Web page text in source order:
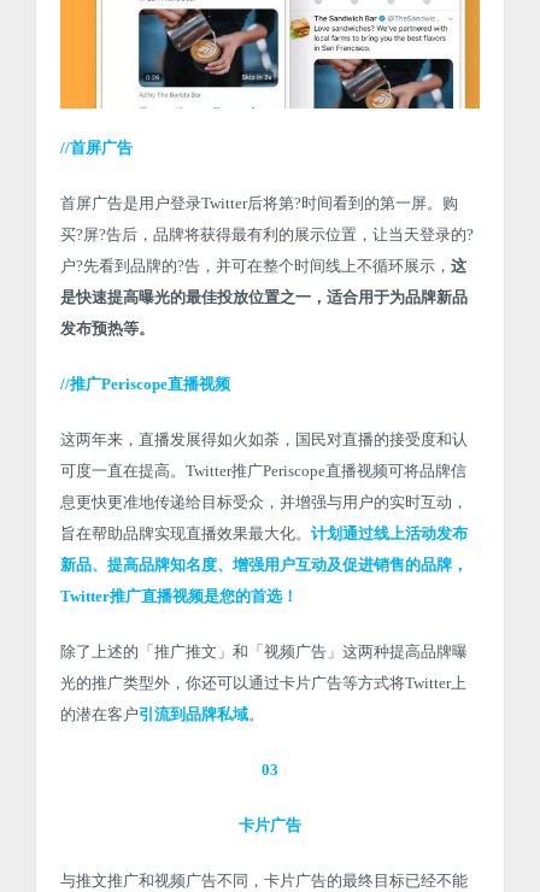
//首屏广告
首屏广告是用户登录Twitter后将第?时间看到的第一屏。购
买?屏?告后，品牌将获得最有利的展示位置，让当天登录的?
户?先看到品牌的?告，并可在整个时间线上不循环展示， 这
是快速提高曝光的最佳投放位置之一，适合用于为品牌新品
发布预热等。
//推广Periscope直播视频
这两年来，直播发展得如火如荼，国民对直播的接受度和认
可度一直在提高。Twitter推广Periscope直播视频可将品牌信
息更快更准地传递给目标受众，并增强与用户的实时互动，
旨在帮助品牌实现直播效果最大化。 计划通过线上活动发布
新品、提高品牌知名度、增强用户互动及促进销售的品牌，
Twitter推广直播视频是您的首选！
除了上述的「推广推文」和「视频广告」这两种提高品牌曝
光的推广类型外，你还可以通过卡片广告等方式将Twitter上
的潜在客户引流到品牌私域。
03
卡片广告
与推文推广和视频广告不同，卡片广告的最终目标已经不能